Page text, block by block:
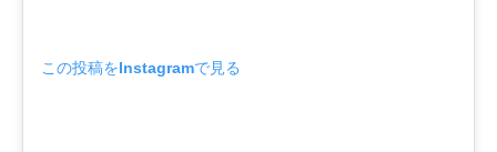
この投稿をInstagramで見る